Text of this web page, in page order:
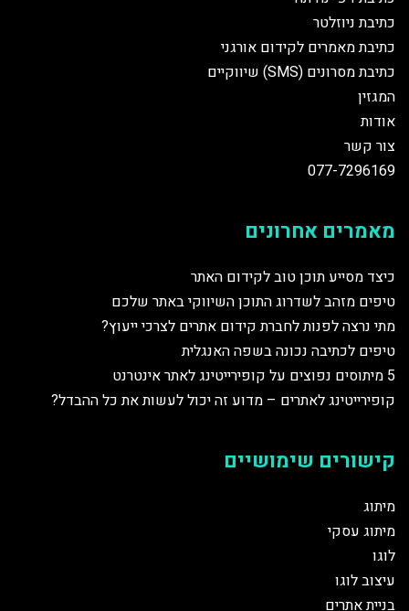
כתיבת ניוזלטר
כתיבת מאמרים לקידום אורגני
כתיבת מסרונים (SMS) שיווקיים
המגזין
אודות
צור קשר
077-7296169
מאמרים אחרונים
כיצד מסייע תוכן טוב לקידום האתר
טיפים מזהב לשדרוג התוכן השיווקי באתר שלכם
מתי נרצה לפנות לחברת קידום אתרים לצרכי ייעוץ?
טיפים לכתיבה נכונה בשפה האנגלית
5 מיתוסים נפוצים על קופירייטינג לאתר אינטרנט
קופירייטינג לאתרים – מדוע זה יכול לעשות את כל ההבדל?
קישורים שימושיים
מיתוג
מיתוג עסקי
לוגו
עיצוב לוגו
בניית אתרים